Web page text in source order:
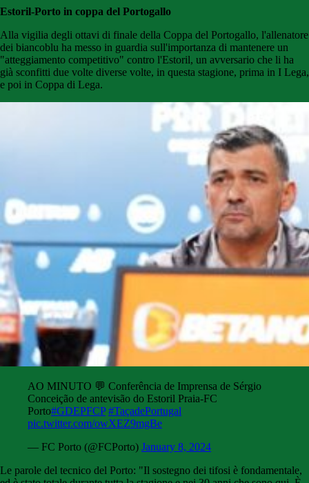
Estoril-Porto in coppa del Portogallo
Alla vigilia degli ottavi di finale della Coppa del Portogallo, l'allenatore
dei biancoblu ha messo in guardia sull'importanza di mantenere un
"atteggiamento competitivo" contro l'Estoril, un avversario che li ha
già sconfitti due volte diverse volte, in questa stagione, prima in I Lega,
e poi in Coppa di Lega.
AO MINUTO 💬 Conferência de Imprensa de Sérgio
Conceição de antevisão do Estoril Praia-FC
Porto#GDEPFCP #TaçadePortugal
pic.twitter.com/owXEZ9mgBe
— FC Porto (@FCPorto) January 8, 2024
Le parole del tecnico del Porto: "Il sostegno dei tifosi è fondamentale,